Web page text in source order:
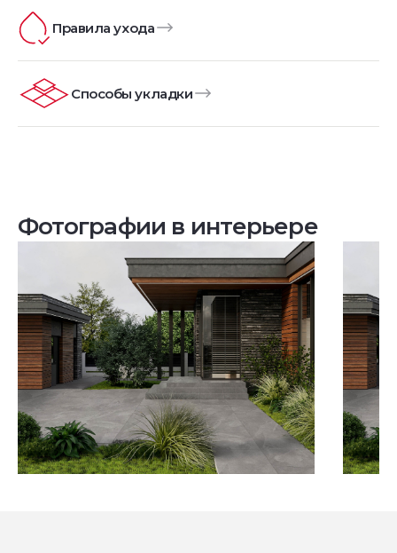
Правила ухода
Способы укладки
Фотографии в интерьере
Посмотреть все проекты